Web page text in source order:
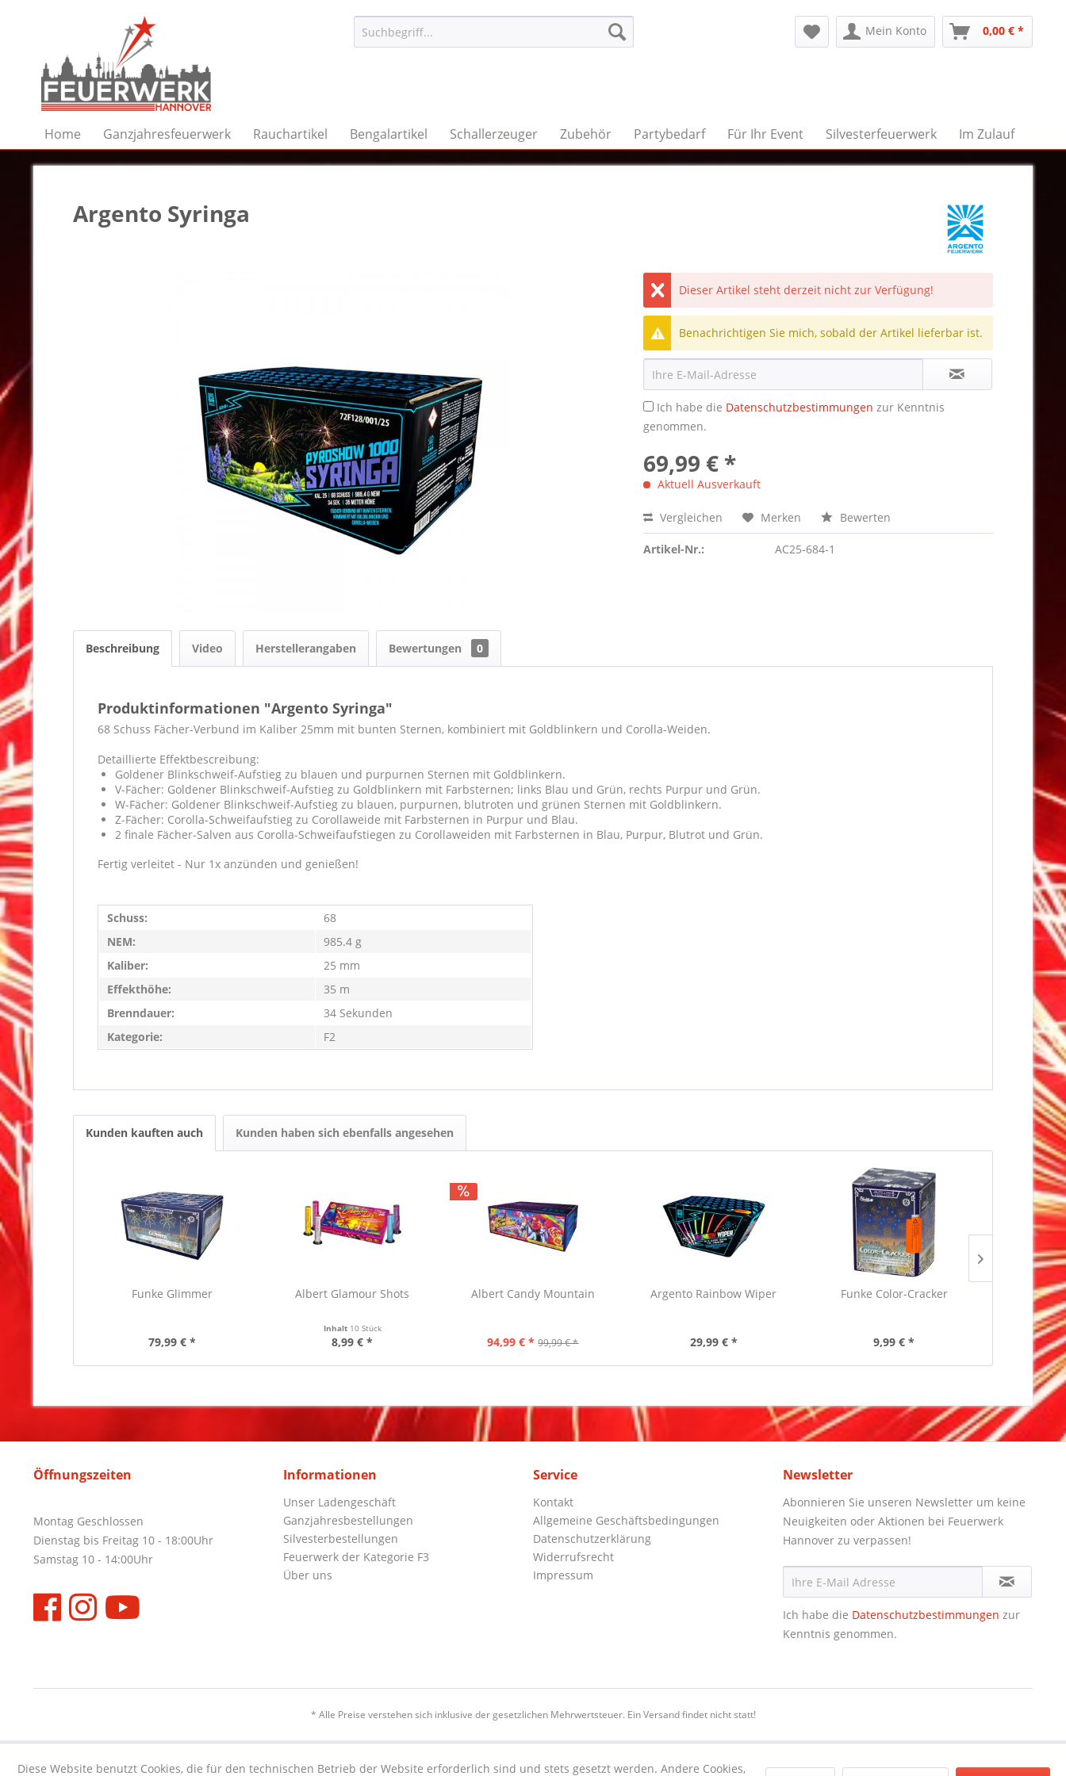
Mein Konto 0,00 € *
Home Ganzjahresfeuerwerk Rauchartikel Bengalartikel Schallerzeuger Zubehör Partybedarf Für Ihr Event Silvesterfeuerwerk Im Zulauf
Argento Syringa
Dieser Artikel steht derzeit nicht zur Verfügung!
Benachrichtigen Sie mich, sobald der Artikel lieferbar ist.
Ich habe die Datenschutzbestimmungen zur Kenntnis
genommen.
69,99 € *
Aktuell Ausverkauft
Vergleichen Merken Bewerten
Artikel-Nr.: AC25-684-1
Beschreibung Video Herstellerangaben Bewertungen 0
Produktinformationen "Argento Syringa"
68 Schuss Fächer-Verbund im Kaliber 25mm mit bunten Sternen, kombiniert mit Goldblinkern und Corolla-Weiden.
Detaillierte Effektbescreibung:
Goldener Blinkschweif-Aufstieg zu blauen und purpurnen Sternen mit Goldblinkern.
V-Fächer: Goldener Blinkschweif-Aufstieg zu Goldblinkern mit Farbsternen; links Blau und Grün, rechts Purpur und Grün.
W-Fächer: Goldener Blinkschweif-Aufstieg zu blauen, purpurnen, blutroten und grünen Sternen mit Goldblinkern.
Z-Fächer: Corolla-Schweifaufstieg zu Corollaweide mit Farbsternen in Purpur und Blau.
2 finale Fächer-Salven aus Corolla-Schweifaufstiegen zu Corollaweiden mit Farbsternen in Blau, Purpur, Blutrot und Grün.
Fertig verleitet - Nur 1x anzünden und genießen!
Schuss:
68
NEM:
985.4 g
Kaliber:
25 mm
Effekthöhe:
35 m
Brenndauer:
34 Sekunden
Kategorie:
F2
Kunden kauften auch Kunden haben sich ebenfalls angesehen
Funke Glimmer
79,99 € *
Albert Glamour Shots
Inhalt 10 Stück
8,99 € *
Albert Candy Mountain
94,99 € * 99,99 € *
Argento Rainbow Wiper
29,99 € *
Funke Color-Cracker
9,99 € *
Öffnungszeiten
Montag Geschlossen
Dienstag bis Freitag 10 - 18:00Uhr
Samstag 10 - 14:00Uhr
Informationen
Unser Ladengeschäft
Ganzjahresbestellungen
Silvesterbestellungen
Feuerwerk der Kategorie F3
Über uns
Service
Kontakt
Allgemeine Geschäftsbedingungen
Datenschutzerklärung
Widerrufsrecht
Impressum
Newsletter
Abonnieren Sie unseren Newsletter um keine
Neuigkeiten oder Aktionen bei Feuerwerk
Hannover zu verpassen!
Ich habe die Datenschutzbestimmungen zur
Kenntnis genommen.
* Alle Preise verstehen sich inklusive der gesetzlichen Mehrwertsteuer. Ein Versand findet nicht statt!
Diese Website benutzt Cookies, die für den technischen Betrieb der Website erforderlich sind und stets gesetzt werden. Andere Cookies,